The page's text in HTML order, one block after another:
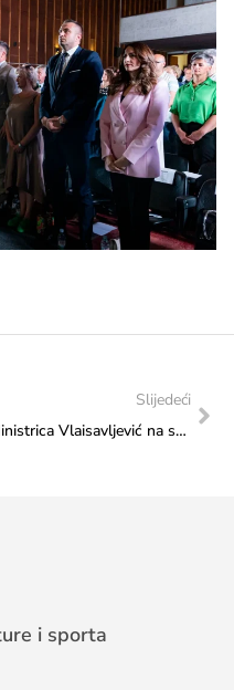
Slijedeći
Ministrica Vlaisavljević na svečanom otvaranju „Neumskog ljeta 2025.“
i sporta